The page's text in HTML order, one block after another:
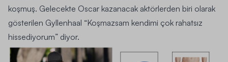
koşmuş. Gelecekte Oscar kazanacak aktörlerden biri olarak
gösterilen Gyllenhaal “Koşmazsam kendimi çok rahatsız
hissediyorum” diyor.